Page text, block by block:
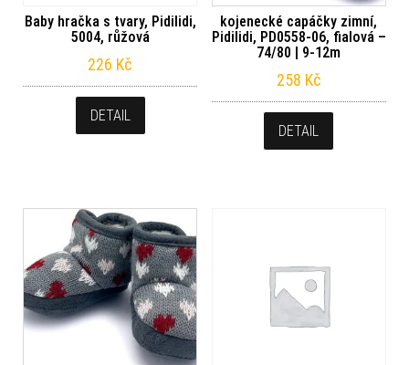
Baby hračka s tvary, Pidilidi,
5004, růžová
226 Kč
DETAIL
kojenecké capáčky zimní,
Pidilidi, PD0558-06, fialová –
74/80 | 9-12m
258 Kč
DETAIL